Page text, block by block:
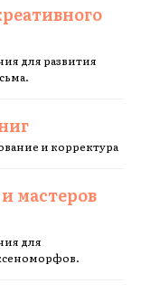
для развития
и корректура
мастеров
для